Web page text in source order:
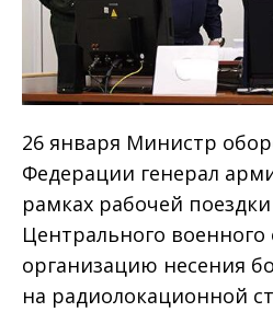
26 января Министр
Федерации генерал
рамках рабочей
Центрального военного
организацию несения
на радиолокационной